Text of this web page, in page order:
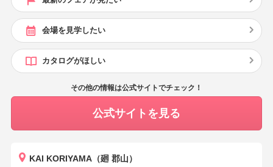
会場を見学したい
カタログがほしい
その他の情報は公式サイトでチェック！
公式サイトを見る
KAI KORIYAMA（廻 郡山）